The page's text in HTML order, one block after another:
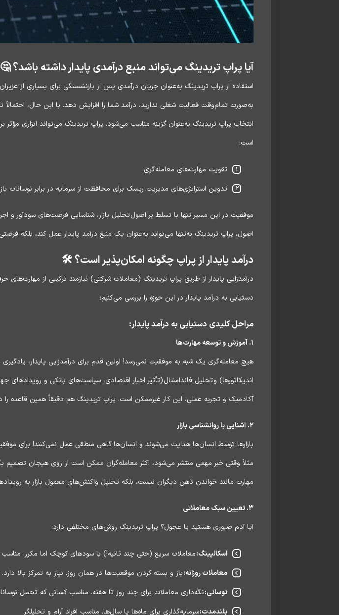
آیا پراپ تریدینگ می‌تواند منبع درآمدی پایدار داشته باشد؟ 🤔
استفاده از پراپ تریدینگ به‌عنوان جریان درآمدی پس از بازنشستگی برای بسیاری از
به‌صورت تمام‌وقت فعالیت شغلی ندارید، درآمد شما را افزایش دهد. با این حال،
انتخاب پراپ تریدینگ به‌عنوان گزینه مناسب می‌شود. پراپ تریدینگ می‌تواند ابزاری
است:
تقویت مهارت‌های معامله‌گری
تدوین استراتژی‌های مدیریت ریسک برای محافظت از سرمایه در برابر نوسانات
موفقیت در این مسیر تنها با تسلط بر اصول تحلیل بازار، شناسایی فرصت‌های سودآور و
اصول، پراپ تریدینگ نه‌تنها می‌تواند به‌عنوان یک منبع درآمد پایدار عمل کند، بلکه
درآمد پایدار از پراپ چگونه امکان‌پذیر است؟ 🛠️
درآمدزایی پایدار از طریق پراپ تریدینگ (معاملات شرکتی) نیازمند ترکیبی از
دستیابی به درآمد پایدار در این حوزه را بررسی می‌کنیم:
مراحل کلیدی دستیابی به درآمد پایدار:
۱. آموزش و توسعه مهارت‌ها
هیچ معامله‌گری یک‌ شبه به موفقیت نمی‌رسد! اولین قدم برای درآمدزایی پایدار،
اندیکاتورها) و تحلیل فاندامنتال (تأثیر اخبار اقتصادی، سیاست‌های بانکی و
آکادمیک و تجربه عملی، این کار غیرممکن است. پراپ تریدینگ هم دقیقاً همین قاعده را
۲. آشنایی با روانشناسی بازار
بازارها توسط انسان‌ها هدایت می‌شوند و انسان‌ها گاهی منطقی عمل نمی‌کنند! برای
مثلاً وقتی خبر مهمی منتشر می‌شود، اکثر معامله‌گران ممکن است از روی هیجان تصمیم
مهارت مانند خواندن ذهن دیگران نیست، بلکه تحلیل واکنش‌های معمول بازار به
۳. تعیین سبک معاملاتی
آیا آدم صبوری هستید یا عجول؟ پراپ تریدینگ روش‌های مختلفی دارد:
اسکالپینگ:معاملات سریع (حتی چند ثانیه!) با سودهای کوچک اما مکرر. مناسب
معاملات روزانه:باز و بسته کردن موقعیت‌ها در همان روز. نیاز به تمرکز بالا دارد.
نوسانی:نگه‌داری معاملات برای چند روز تا هفته. مناسب کسانی که تحمل
بلندمدت:سرمایه‌گذاری برای ماه‌ها یا سال‌ها. مناسب افراد آرام و تحلیلگر.